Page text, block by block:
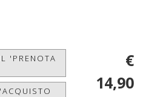
'PRENOTA
€
14,90